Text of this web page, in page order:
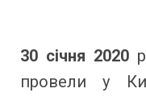
30 січня 2020
провели у